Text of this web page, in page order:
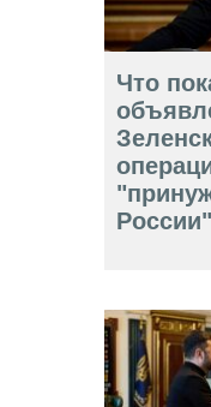
Что
России"